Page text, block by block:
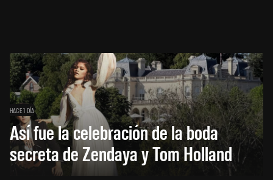
HACE 1 DÍA
Así fue la celebración de la boda
secreta de Zendaya y Tom Holland